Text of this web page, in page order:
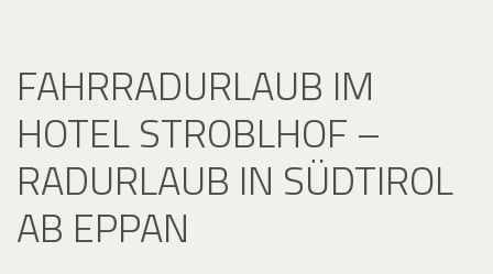
FAHRRADURLAUB IM
HOTEL STROBLHOF –
RADURLAUB IN SÜDTIROL
AB EPPAN